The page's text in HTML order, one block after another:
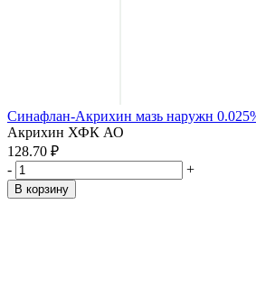
Синафлан-Акрихин мазь наружн
Акрихин ХФК АО
128.70 ₽
-
+
В корзину